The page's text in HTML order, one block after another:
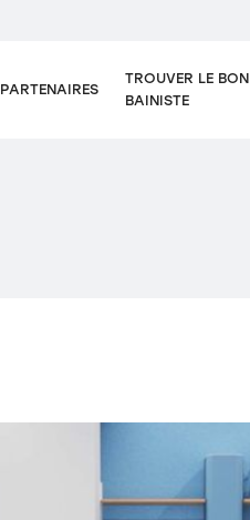
PARTENAIRES
TROUVER LE BON
BAINISTE